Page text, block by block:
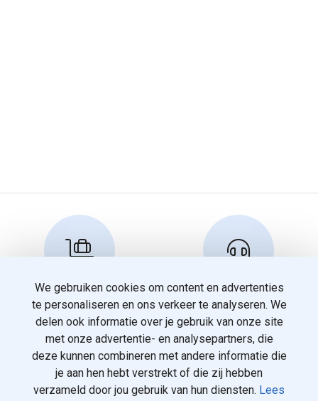
Reserveren en info
info@travelnoord.nl
Klantenservice
088 - 058 05 00
We gebruiken cookies om content en advertenties
te personaliseren en ons verkeer te analyseren. We
delen ook informatie over je gebruik van onze site
met onze advertentie- en analysepartners, die
deze kunnen combineren met andere informatie die
je aan hen hebt verstrekt of die zij hebben
verzameld door jou gebruik van hun diensten. Lees